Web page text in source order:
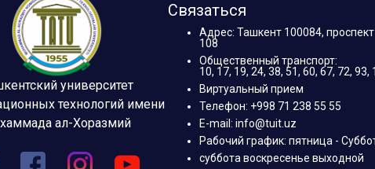
университет
технологий имени
ал-Хоразмий
Связаться
Адрес: Ташкент 100084,
108
Общественный транспорт:
10, 17, 19, 24, 38, 51, 60, 67, 72, 93,
Виртуальный прием
Телефон: +998 71 238 55 55
E-mail: info@tuit.uz
Рабочий график: пятница -
суббота воскресенье выходной